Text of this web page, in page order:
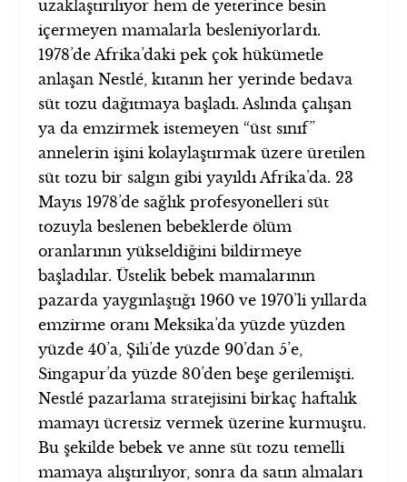
uzaklaştırılıyor hem de yeterince besin
içermeyen mamalarla besleniyorlardı.
1978’de Afrika’daki pek çok hükümetle
anlaşan Nestlé, kıtanın her yerinde bedava
süt tozu dağıtmaya başladı. Aslında çalışan
ya da emzirmek istemeyen “üst sınıf”
annelerin işini kolaylaştırmak üzere üretilen
süt tozu bir salgın gibi yayıldı Afrika’da. 23
Mayıs 1978’de sağlık profesyonelleri süt
tozuyla beslenen bebeklerde ölüm
oranlarının yükseldiğini bildirmeye
başladılar. Üstelik bebek mamalarının
pazarda yaygınlaştığı 1960 ve 1970’li yıllarda
emzirme oranı Meksika’da yüzde yüzden
yüzde 40’a, Şili’de yüzde 90’dan 5’e,
Singapur’da yüzde 80’den beşe gerilemişti.
Nestlé pazarlama stratejisini birkaç haftalık
mamayı ücretsiz vermek üzerine kurmuştu.
Bu şekilde bebek ve anne süt tozu temelli
mamaya alıştırılıyor, sonra da satın almaları